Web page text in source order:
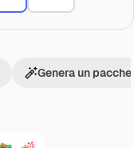
Genera un